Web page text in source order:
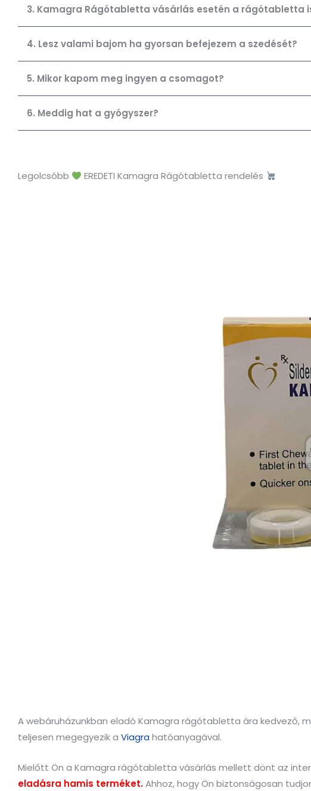
3. Kamagra Rágótabletta vásárlás esetén a rágótabletta
4. Lesz valami bajom ha gyorsan befejezem a szedését?
5. Mikor kapom meg ingyen a csomagot?
6. Meddig hat a gyógyszer?
Legolcsóbb EREDETI Kamagra Rágótabletta rendelés
A webáruházunkban eladó Kamagra rágótabletta ára kedvező,
teljesen megegyezik a Viagrahatóanyagával.
Mielőtt Ön a Kamagra rágótabletta vásárlás mellett dönt az
eladásra hamis terméket.Ahhoz, hogy Ön biztonságosan